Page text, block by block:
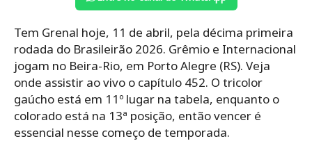
Tem Grenal hoje, 11 de abril, pela décima primeira
rodada do Brasileirão 2026. Grêmio e Internacional
jogam no Beira-Rio, em Porto Alegre (RS). Veja
onde assistir ao vivo o capítulo 452. O tricolor
gaúcho está em 11º lugar na tabela, enquanto o
colorado está na 13ª posição, então vencer é
essencial nesse começo de temporada.